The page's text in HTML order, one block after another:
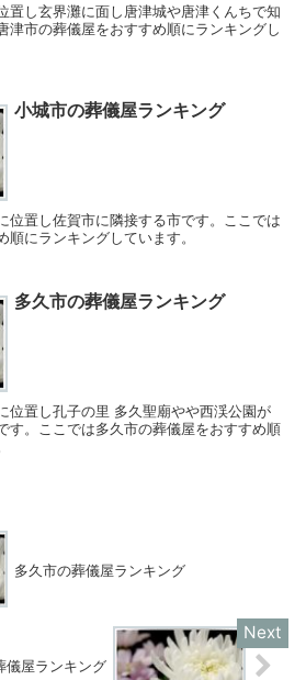
置し玄界灘に面し唐津城や唐津くんちで知
津市の葬儀屋をおすすめ順にランキングし
小城市の葬儀屋ランキング
位置し佐賀市に隣接する市です。ここでは
にランキングしています。
多久市の葬儀屋ランキング
位置し孔子の里 多久聖廟やや西渓公園が
す。ここでは多久市の葬儀屋をおすすめ順
多久市の葬儀屋ランキング
儀屋ランキング